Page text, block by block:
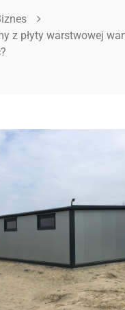
z płyty warstwowej